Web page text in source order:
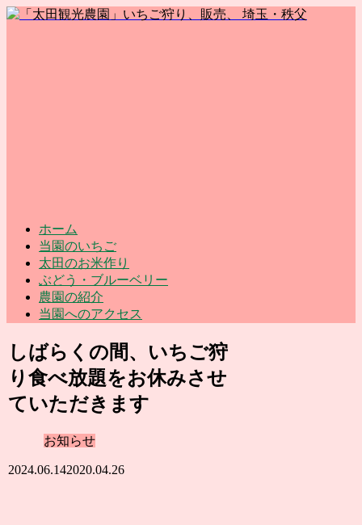
ホーム
当園のいちご
太田のお米作り
ぶどう・ブルーベリー
農園の紹介
当園へのアクセス
しばらくの間、いちご狩
り食べ放題をお休みさせ
ていただきます
お知らせ
2024.06.142020.04.26